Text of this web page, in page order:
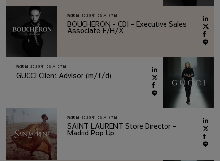
掲載日 2026年 08月 07日
BOUCHERON - CDI - Executive Sales
Associate F/H/X
掲載日 2026年 08月 07日
GUCCI Client Advisor (m/f/d)
掲載日 2026年 08月 07日
SAINT LAURENT Store Director -
Madrid Pop Up